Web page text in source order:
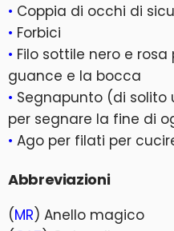
• Coppia di occhi di
• Forbici
• Filo sottile nero e
guance e la bocca
• Segnapunto (di solito
per segnare la fine di
• Ago per filati per
Abbreviazioni
(MR) Anello magico